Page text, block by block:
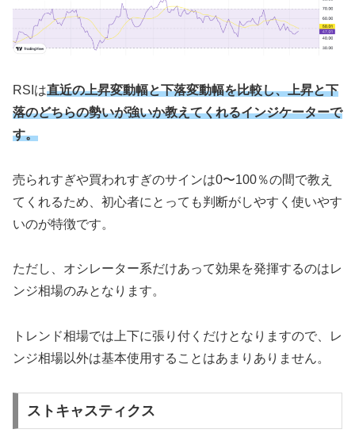
RSIは直近の上昇変動幅と下落変動幅を比較し、上昇と下
落のどちらの勢いが強いか教えてくれるインジケーターで
す。
売られすぎや買われすぎのサインは0〜100％の間で教え
てくれるため、初心者にとっても判断がしやすく使いやす
いのが特徴です。
ただし、オシレーター系だけあって効果を発揮するのはレ
ンジ相場のみとなります。
トレンド相場では上下に張り付くだけとなりますので、レ
ンジ相場以外は基本使用することはあまりありません。
ストキャスティクス